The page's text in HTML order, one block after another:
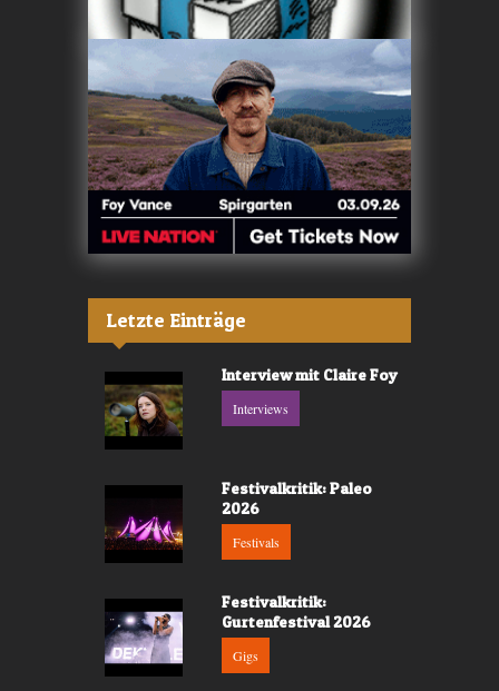
Letzte Einträge
Interview mit Claire Foy
Interviews
Festivalkritik: Paleo
2026
Festivals
Festivalkritik:
Gurtenfestival 2026
Gigs